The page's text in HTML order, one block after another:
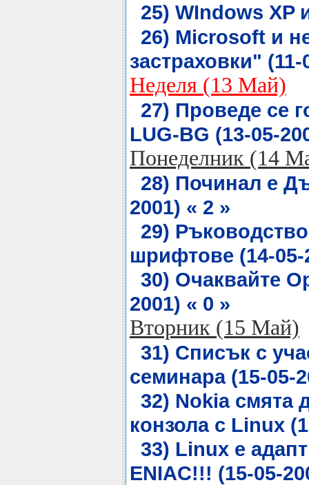
25) WIndows XP
26) Microsoft и
застраховки" (11-
Неделя (13 Май)
27) Проведе се
LUG-BG (13-05-
Понеделник (14
28) Починал е
2001) « 2 »
29)
шрифтове (14-05-
30) Очаквайте
2001) « 0 »
Вторник (15 Май)
31) Списък с
семинара (15-05-
32) Nokia смята
конзола с Linux
33) Linux е
ENIAC!!! (15-05-